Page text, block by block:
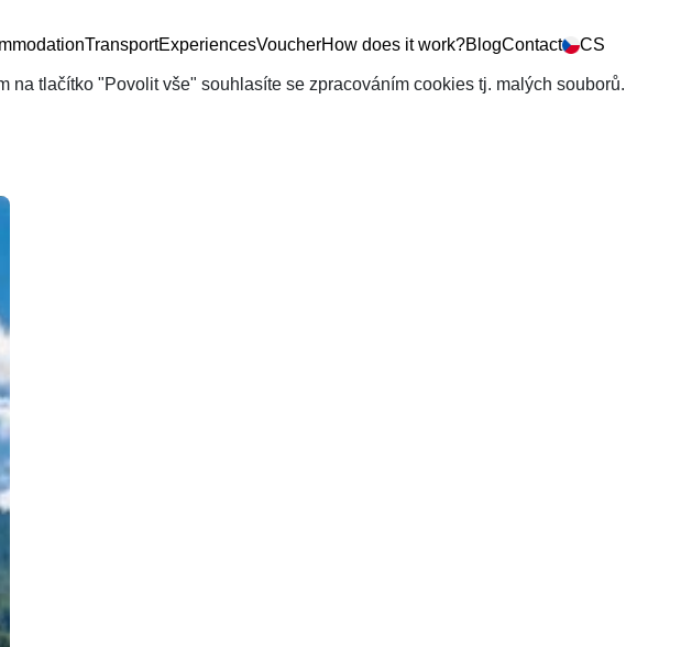
TransportExperiencesVoucherHow does it work?BlogContact CS
tlačítko "Povolit vše" souhlasíte se zpracováním cookies tj. malých souborů.